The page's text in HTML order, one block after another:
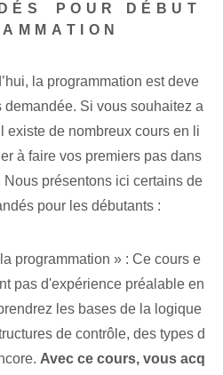
POUR DÉBUT
la programmation est deve
demandée. Si vous souhaitez a
existe de nombreux cours en li
à faire vos premiers pas dans
présentons ici certains de
pour les débutants :
programmation » : Ce ‌cours ‌e
pas d'expérience préalable en
les bases de la logique
de contrôle, des types d
Avec ce ⁤cours, vous acq